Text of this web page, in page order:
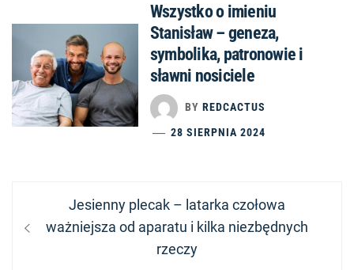
Wszystko o imieniu
Stanisław – geneza,
symbolika, patronowie i
sławni nosiciele
BY REDCACTUS
28 SIERPNIA 2024
Nawigacja
wpisu
Previous
post:
Jesienny plecak – latarka czołowa
ważniejsza od aparatu i kilka niezbędnych
rzeczy